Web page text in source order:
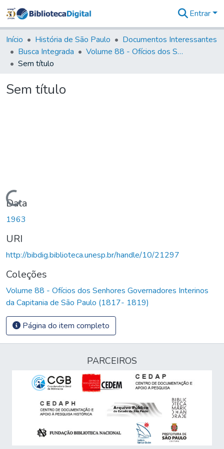
&
Coleções
Tudo na
Entrar
Início História de São Paulo
Documentos Interessantes
Busca Integrada
Volume 88 - Ofícios dos Senhores Governadores Interinos da Capitania de São Paulo (1817- 1819)
Sem título
Sem título
Carregando...
Data
1963
URI
http://bibdig.biblioteca.unesp.br/handle/10/21297
Coleções
Volume 88 - Ofícios dos Senhores Governadores Interinos
da Capitania de São Paulo (1817- 1819)
Página do item completo
PARCEIROS